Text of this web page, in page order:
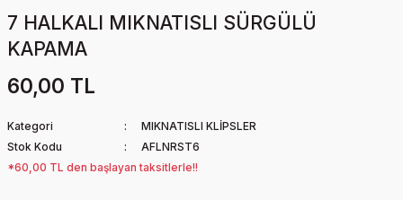
7 HALKALI MIKNATISLI SÜRGÜLÜ
KAPAMA
60,00 TL
Kategori
MIKNATISLI KLİPSLER
Stok Kodu
AFLNRST6
*60,00 TL den başlayan taksitlerle!!